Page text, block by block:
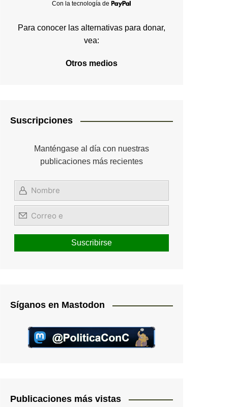
Con la tecnología de
Para conocer las alternativas para donar,
vea:
Otros medios
Suscripciones
Manténgase al día con nuestras
publicaciones más recientes
Síganos en Mastodon
Publicaciones más vistas